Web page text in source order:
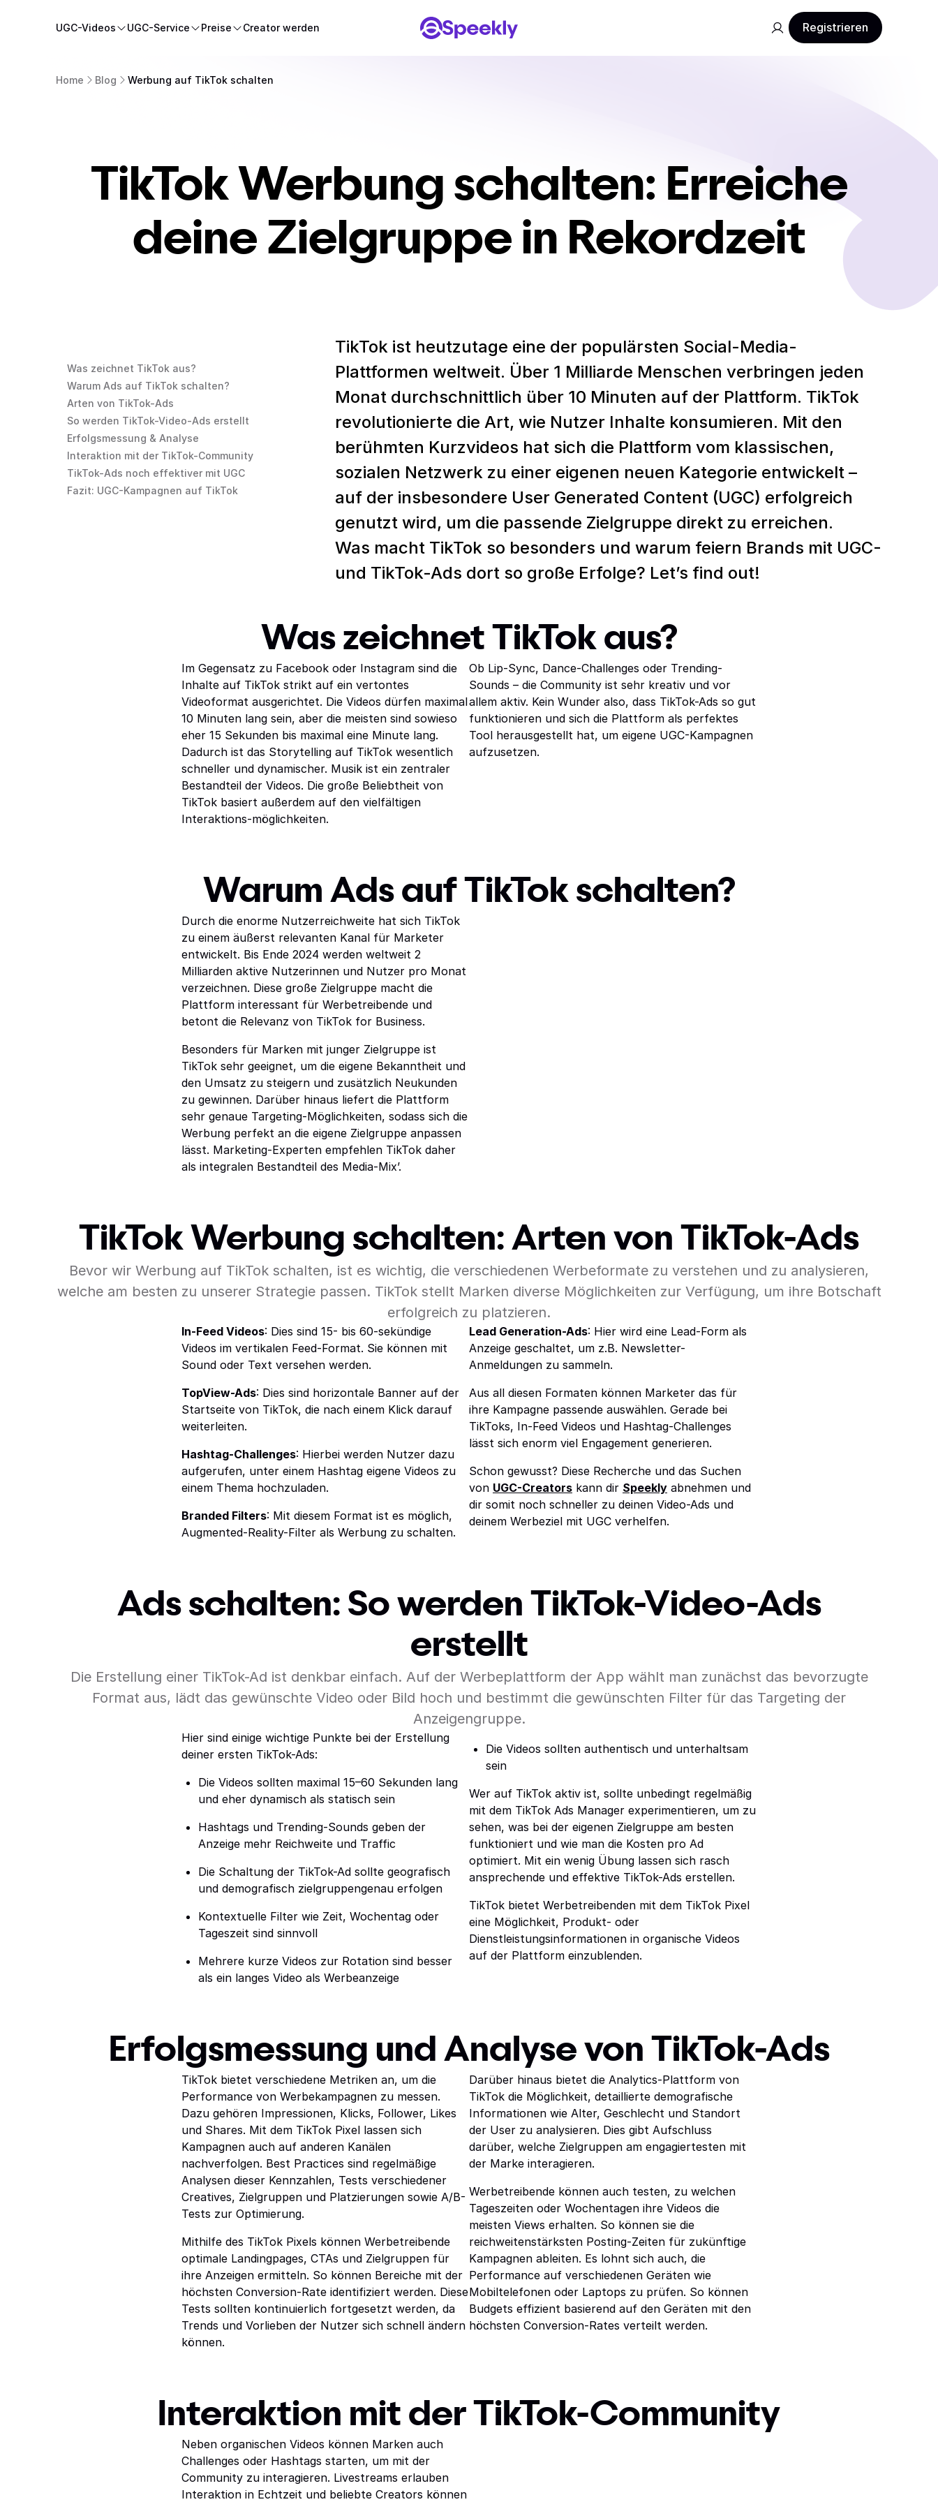
UGC-Videos UGC-Service Preise Creator werden Registrieren
Home Blog Werbung auf TikTok schalten
TikTok Werbung schalten: Erreiche
deine Zielgruppe in Rekordzeit
Was zeichnet TikTok aus?
Warum Ads auf TikTok schalten?
Arten von TikTok-Ads
So werden TikTok-Video-Ads erstellt
Erfolgsmessung & Analyse
Interaktion mit der TikTok-Community
TikTok-Ads noch effektiver mit UGC
Fazit: UGC-Kampagnen auf TikTok
TikTok ist heutzutage eine der populärsten Social-Media-
Plattformen weltweit. Über 1 Milliarde Menschen verbringen jeden
Monat durchschnittlich über 10 Minuten auf der Plattform. TikTok
revolutionierte die Art, wie Nutzer Inhalte konsumieren. Mit den
berühmten Kurzvideos hat sich die Plattform vom klassischen,
sozialen Netzwerk zu einer eigenen neuen Kategorie entwickelt –
auf der insbesondere User Generated Content (UGC) erfolgreich
genutzt wird, um die passende Zielgruppe direkt zu erreichen.
Was macht TikTok so besonders und warum feiern Brands mit UGC-
und TikTok-Ads dort so große Erfolge? Let’s find out!
Was zeichnet TikTok aus?
Im Gegensatz zu Facebook oder Instagram sind die
Inhalte auf TikTok strikt auf ein vertontes
Videoformat ausgerichtet. Die Videos dürfen maximal
10 Minuten lang sein, aber die meisten sind sowieso
eher 15 Sekunden bis maximal eine Minute lang.
Dadurch ist das Storytelling auf TikTok wesentlich
schneller und dynamischer. Musik ist ein zentraler
Bestandteil der Videos. Die große Beliebtheit von
TikTok basiert außerdem auf den vielfältigen
Interaktions-möglichkeiten.
Ob Lip-Sync, Dance-Challenges oder Trending-
Sounds – die Community ist sehr kreativ und vor
allem aktiv. Kein Wunder also, dass TikTok-Ads so gut
funktionieren und sich die Plattform als perfektes
Tool herausgestellt hat, um eigene UGC-Kampagnen
aufzusetzen.
Warum Ads auf TikTok schalten?
Durch die enorme Nutzerreichweite hat sich TikTok
zu einem äußerst relevanten Kanal für Marketer
entwickelt. Bis Ende 2024 werden weltweit 2
Milliarden aktive Nutzerinnen und Nutzer pro Monat
verzeichnen. Diese große Zielgruppe macht die
Plattform interessant für Werbetreibende und
betont die Relevanz von TikTok for Business.
Besonders für Marken mit junger Zielgruppe ist
TikTok sehr geeignet, um die eigene Bekanntheit und
den Umsatz zu steigern und zusätzlich Neukunden
zu gewinnen. Darüber hinaus liefert die Plattform
sehr genaue Targeting-Möglichkeiten, sodass sich die
Werbung perfekt an die eigene Zielgruppe anpassen
lässt. Marketing-Experten empfehlen TikTok daher
als integralen Bestandteil des Media-Mix’.
TikTok Werbung schalten: Arten von TikTok-Ads
Bevor wir Werbung auf TikTok schalten, ist es wichtig, die verschiedenen Werbeformate zu verstehen und zu analysieren,
welche am besten zu unserer Strategie passen. TikTok stellt Marken diverse Möglichkeiten zur Verfügung, um ihre Botschaft
erfolgreich zu platzieren.
In-Feed Videos: Dies sind 15- bis 60-sekündige
Videos im vertikalen Feed-Format. Sie können mit
Sound oder Text versehen werden.
TopView-Ads: Dies sind horizontale Banner auf der
Startseite von TikTok, die nach einem Klick darauf
weiterleiten.
Hashtag-Challenges: Hierbei werden Nutzer dazu
aufgerufen, unter einem Hashtag eigene Videos zu
einem Thema hochzuladen.
Branded Filters: Mit diesem Format ist es möglich,
Augmented-Reality-Filter als Werbung zu schalten.
Lead Generation-Ads: Hier wird eine Lead-Form als
Anzeige geschaltet, um z.B. Newsletter-
Anmeldungen zu sammeln.
Aus all diesen Formaten können Marketer das für
ihre Kampagne passende auswählen. Gerade bei
TikToks, In-Feed Videos und Hashtag-Challenges
lässt sich enorm viel Engagement generieren.
Schon gewusst? Diese Recherche und das Suchen
von UGC-Creators kann dir Speekly abnehmen und
dir somit noch schneller zu deinen Video-Ads und
deinem Werbeziel mit UGC verhelfen.
Ads schalten: So werden TikTok-Video-Ads
erstellt
Die Erstellung einer TikTok-Ad ist denkbar einfach. Auf der Werbeplattform der App wählt man zunächst das bevorzugte
Format aus, lädt das gewünschte Video oder Bild hoch und bestimmt die gewünschten Filter für das Targeting der
Anzeigengruppe.
Hier sind einige wichtige Punkte bei der Erstellung
deiner ersten TikTok-Ads:
Die Videos sollten maximal 15–60 Sekunden lang
und eher dynamisch als statisch sein
Hashtags und Trending-Sounds geben der
Anzeige mehr Reichweite und Traffic
Die Schaltung der TikTok-Ad sollte geografisch
und demografisch zielgruppengenau erfolgen
Kontextuelle Filter wie Zeit, Wochentag oder
Tageszeit sind sinnvoll
Mehrere kurze Videos zur Rotation sind besser
als ein langes Video als Werbeanzeige
Die Videos sollten authentisch und unterhaltsam
sein
Wer auf TikTok aktiv ist, sollte unbedingt regelmäßig
mit dem TikTok Ads Manager experimentieren, um zu
sehen, was bei der eigenen Zielgruppe am besten
funktioniert und wie man die Kosten pro Ad
optimiert. Mit ein wenig Übung lassen sich rasch
ansprechende und effektive TikTok-Ads erstellen.
TikTok bietet Werbetreibenden mit dem TikTok Pixel
eine Möglichkeit, Produkt- oder
Dienstleistungsinformationen in organische Videos
auf der Plattform einzublenden.
Erfolgsmessung und Analyse von TikTok-Ads
TikTok bietet verschiedene Metriken an, um die
Performance von Werbekampagnen zu messen.
Dazu gehören Impressionen, Klicks, Follower, Likes
und Shares. Mit dem TikTok Pixel lassen sich
Kampagnen auch auf anderen Kanälen
nachverfolgen. Best Practices sind regelmäßige
Analysen dieser Kennzahlen, Tests verschiedener
Creatives, Zielgruppen und Platzierungen sowie A/B-
Tests zur Optimierung.
Mithilfe des TikTok Pixels können Werbetreibende
optimale Landingpages, CTAs und Zielgruppen für
ihre Anzeigen ermitteln. So können Bereiche mit der
höchsten Conversion-Rate identifiziert werden. Diese
Tests sollten kontinuierlich fortgesetzt werden, da
Trends und Vorlieben der Nutzer sich schnell ändern
können.
Darüber hinaus bietet die Analytics-Plattform von
TikTok die Möglichkeit, detaillierte demografische
Informationen wie Alter, Geschlecht und Standort
der User zu analysieren. Dies gibt Aufschluss
darüber, welche Zielgruppen am engagiertesten mit
der Marke interagieren.
Werbetreibende können auch testen, zu welchen
Tageszeiten oder Wochentagen ihre Videos die
meisten Views erhalten. So können sie die
reichweitenstärksten Posting-Zeiten für zukünftige
Kampagnen ableiten. Es lohnt sich auch, die
Performance auf verschiedenen Geräten wie
Mobiltelefonen oder Laptops zu prüfen. So können
Budgets effizient basierend auf den Geräten mit den
höchsten Conversion-Rates verteilt werden.
Interaktion mit der TikTok-Community
Neben organischen Videos können Marken auch
Challenges oder Hashtags starten, um mit der
Community zu interagieren. Livestreams erlauben
Interaktion in Echtzeit und beliebte Creators können